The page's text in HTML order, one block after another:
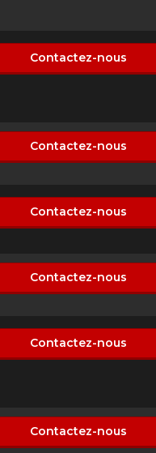
Contactez-nous
Contactez-nous
Contactez-nous
Contactez-nous
Contactez-nous
Contactez-nous
VÉHICULE